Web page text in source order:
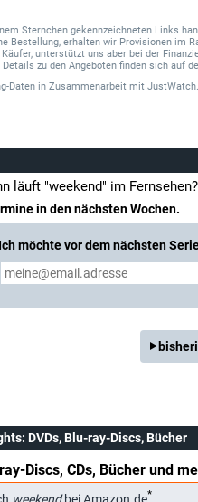
Sternchen gekennzeichneten Links
Bestellung, erhalten wir Provisionen im
unterstützt uns aber bei der
zu den Angeboten finden sich auf
Daten in Zusammenarbeit mit JustWatch.
läuft "weekend" im Fernsehen?
in den nächsten Wochen.
Ich möchte vor dem nächsten
: DVDs, Blu-ray-Discs, Bücher
Discs, CDs, Bücher und
weekendbei Amazon.de*